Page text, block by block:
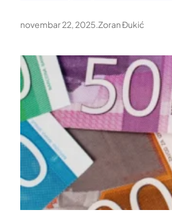
novembar 22, 2025.Zoran Đukić